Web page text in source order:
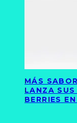
MÁS
LANZA SUS
BERRIES